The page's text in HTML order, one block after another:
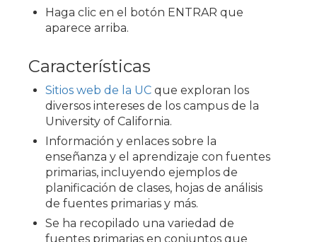
Haga clic en el botón ENTRAR que
aparece arriba.
Características
Sitios web de la UC que exploran los
diversos intereses de los campus de la
University of California.
Información y enlaces sobre la
enseñanza y el aprendizaje con fuentes
primarias, incluyendo ejemplos de
planificación de clases, hojas de análisis
de fuentes primarias y más.
Se ha recopilado una variedad de
fuentes primarias en conjuntos que